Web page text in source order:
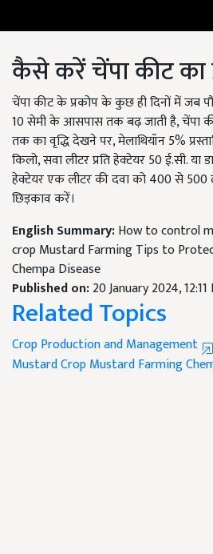
कैसे करें चेंपा कीट का
चेंपा कीट के प्रकोप के कुछ ही दिनों में जब
10 सेमी के आसपास तक बढ़ जाती है, चेंपा
तक का वृद्धि देखने पर, मेलाथियॉन 5%
किलो, सवा लीटर प्रति हेक्टेयर 50 ई.सी. या
हेक्टेयर एक लीटर की दवा को 400 से 500
छिड़काव करें।
English Summary:How to control
crop Mustard Farming Tips to
Chempa Disease
Published on:20 January 2024,
Related Topics
Crop Production and Management
Mustard CropMustard Farming